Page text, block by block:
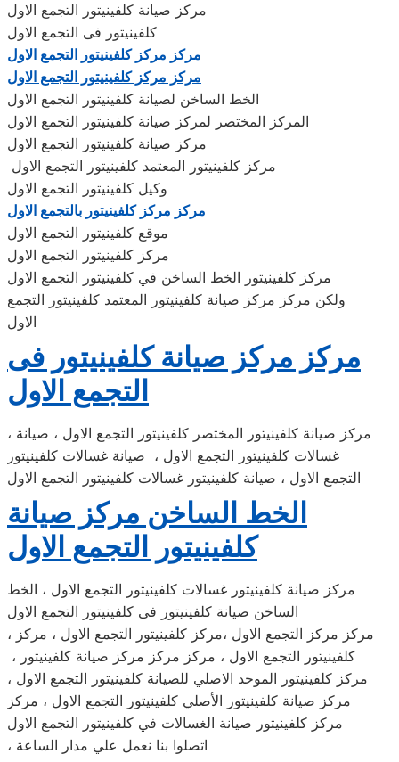
مركز صيانة كلفينيتور التجمع الاول
كلفينيتور فى التجمع الاول
مركز مركز كلفينيتور التجمع الاول
مركز مركز كلفينيتور التجمع الاول
الخط الساخن لصيانة كلفينيتور التجمع الاول
المركز المختصر لمركز صيانة كلفينيتور التجمع الاول
مركز صيانة كلفينيتور التجمع الاول
مركز كلفينيتور المعتمد كلفينيتور التجمع الاول
وكيل كلفينيتور التجمع الاول
مركز مركز كلفينيتور بالتجمع الاول
موقع كلفينيتور التجمع الاول
مركز كلفينيتور التجمع الاول
مركز كلفينيتور الخط الساخن في كلفينيتور التجمع الاول
ولكن مركز مركز صيانة كلفينيتور المعتمد كلفينيتور التجمع
الاول
مركز مركز صيانة كلفينيتور فى
التجمع الاول
، مركز صيانة كلفينيتور المختصر كلفينيتور التجمع الاول ، صيانة
غسالات كلفينيتور التجمع الاول ، صيانة غسالات كلفينيتور
التجمع الاول ، صيانة كلفينيتور غسالات كلفينيتور التجمع الاول
الخط الساخن مركز صيانة
كلفينيتور التجمع الاول
مركز صيانة كلفينيتور غسالات كلفينيتور التجمع الاول ، الخط
الساخن صيانة كلفينيتور فى كلفينيتور التجمع الاول
، مركز مركز التجمع الاول ،مركز كلفينيتور التجمع الاول ، مركز
كلفينيتور التجمع الاول ، مركز مركز مركز صيانة كلفينيتور ،
مركز كلفينيتور الموحد الاصلي للصيانة كلفينيتور التجمع الاول ،
مركز صيانة كلفينيتور الأصلي كلفينيتور التجمع الاول ، مركز
مركز كلفينيتور صيانة الغسالات في كلفينيتور التجمع الاول
، اتصلوا بنا نعمل علي مدار الساعة